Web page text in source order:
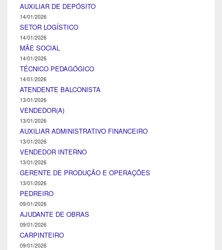
AUXILIAR DE DEPÓSITO
14/01/2026
SETOR LOGÍSTICO
14/01/2026
MÃE SOCIAL
14/01/2026
TÉCNICO PEDAGÓGICO
14/01/2026
ATENDENTE BALCONISTA
13/01/2026
VENDEDOR(A)
13/01/2026
AUXILIAR ADMINISTRATIVO FINANCEIRO
13/01/2026
VENDEDOR INTERNO
13/01/2026
GERENTE DE PRODUÇÃO E OPERAÇÕES
13/01/2026
PEDREIRO
09/01/2026
AJUDANTE DE OBRAS
09/01/2026
CARPINTEIRO
09/01/2026